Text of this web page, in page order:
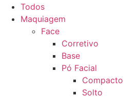
Todos
Maquiagem
Face
Corretivo
Base
Pó Facial
Compacto
Solto